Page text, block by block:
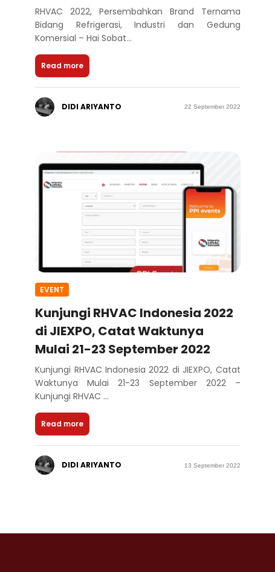
RHVAC 2022, Persembahkan Brand Ternama
Bidang Refrigerasi, Industri dan Gedung
Komersial – Hai Sobat...
Read more
DIDI ARIYANTO 22 September 2022
EVENT
Kunjungi RHVAC Indonesia 2022
di JIEXPO, Catat Waktunya
Mulai 21-23 September 2022
Kunjungi RHVAC Indonesia 2022 di JIEXPO, Catat
Waktunya Mulai 21-23 September 2022 –
Kunjungi RHVAC ...
Read more
DIDI ARIYANTO 13 September 2022